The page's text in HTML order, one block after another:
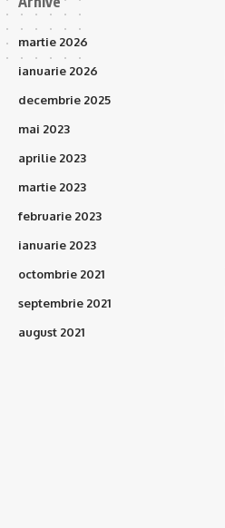
martie 2026
ianuarie 2026
decembrie 2025
mai 2023
aprilie 2023
martie 2023
februarie 2023
ianuarie 2023
octombrie 2021
septembrie 2021
august 2021